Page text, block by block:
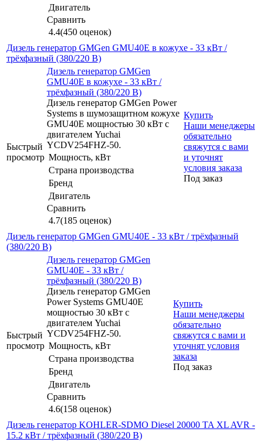
Двигатель
Сравнить
4.4(450 оценок)
Дизель генератор GMGen GMU40E в кожухе - 33 кВт /
трёхфазный (380/220 В)
Быстрый
просмотр
Дизель генератор GMGen
GMU40E в кожухе - 33 кВт /
трёхфазный (380/220 В)
Дизель генератор GMGen Power
Systems в шумозащитном кожухе
GMU40E мощностью 30 кВт с
двигателем Yuchai
YCDV254FHZ-50.
Мощность, кВт
Страна производства
Бренд
Двигатель
Сравнить
4.7(185 оценок)
Купить
Наши менеджеры
обязательно
свяжутся с вами
и уточнят
условия заказа
Под заказ
Дизель генератор GMGen GMU40E - 33 кВт / трёхфазный
(380/220 В)
Быстрый
просмотр
Дизель генератор GMGen
GMU40E - 33 кВт /
трёхфазный (380/220 В)
Дизель генератор GMGen
Power Systems GMU40E
мощностью 30 кВт с
двигателем Yuchai
YCDV254FHZ-50.
Мощность, кВт
Страна производства
Бренд
Двигатель
Сравнить
4.6(158 оценок)
Купить
Наши менеджеры
обязательно
свяжутся с вами и
уточнят условия
заказа
Под заказ
Дизель генератор KOHLER-SDMO Diesel 20000 TA XL AVR -
15.2 кВт / трёхфазный (380/220 В)